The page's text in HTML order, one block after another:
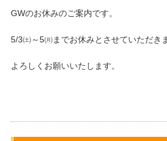
GWのお休みのご案内です。
5/3㈯～5㈪までお休みとさせていただき
よろしくお願いいたします。